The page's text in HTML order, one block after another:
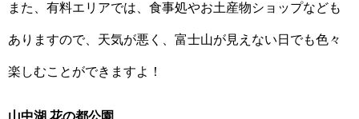
また、有料エリアでは、食事処やお土産物ショップなども
ありますので、天気が悪く、富士山が見えない日でも色々
楽しむことができますよ！
山中湖 花の都公園